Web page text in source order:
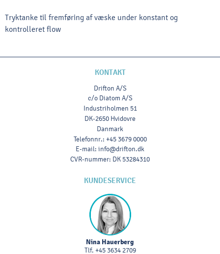
Tryktanke til fremføring af væske under konstant og
kontrolleret flow
KONTAKT
Drifton A/S
c/o Diatom A/S
Industriholmen 51
DK-2650 Hvidovre
Danmark
Telefonnr.: +45 3679 0000
E-mail: info@drifton.dk
CVR-nummer: DK 53284310
KUNDESERVICE
Nina Hauerberg
Tlf. +45 3634 2709